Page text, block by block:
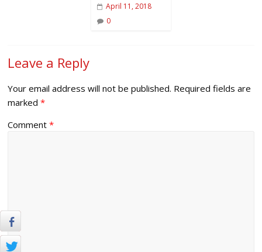
April 11, 2018
0
Leave a Reply
Your email address will not be published. Required fields are
marked*
Comment*